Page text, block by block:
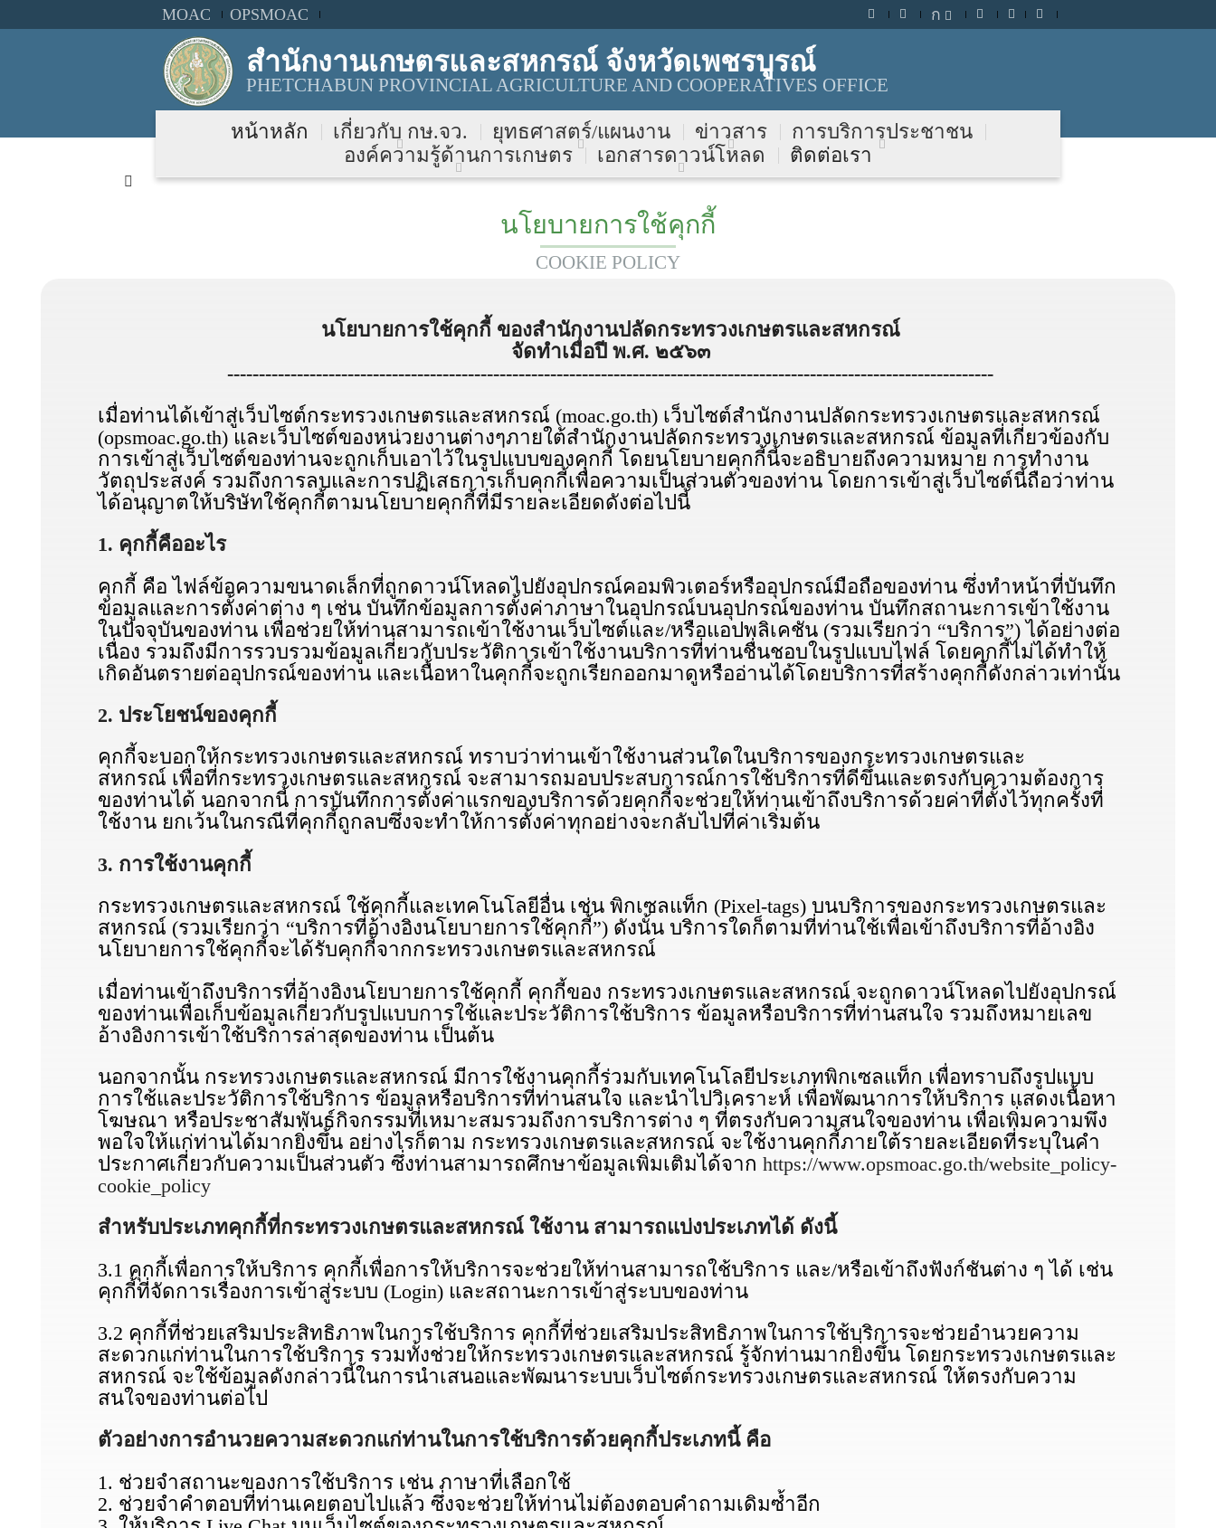
MOAC OPSMOAC ก
สำนักงานเกษตรและสหกรณ์ จังหวัดเพชรบูรณ์
PHETCHABUN PROVINCIAL AGRICULTURE AND COOPERATIVES OFFICE
หน้าหลัก เกี่ยวกับ กษ.จว. ยุทธศาสตร์/แผนงาน ข่าวสาร
การบริการประชาชน
องค์ความรู้ด้านการเกษตร
เอกสารดาวน์โหลด ติดต่อเรา
นโยบายการใช้คุกกี้
COOKIE POLICY
นโยบายการใช้คุกกี้ ของสำนักงานปลัดกระทรวงเกษตรและสหกรณ์
จัดทำเมื่อปี พ.ศ. ๒๕๖๓
-------------------------------------------------------------------------------------------------------------------------
เมื่อท่านได้เข้าสู่เว็บไซต์กระทรวงเกษตรและสหกรณ์ (moac.go.th) เว็บไซต์สำนักงานปลัดกระทรวงเกษตรและสหกรณ์
(opsmoac.go.th) และเว็บไซต์ของหน่วยงานต่างๆภายใต้สำนักงานปลัดกระทรวงเกษตรและสหกรณ์ ข้อมูลที่เกี่ยวข้องกับ
การเข้าสู่เว็บไซต์ของท่านจะถูกเก็บเอาไว้ในรูปแบบของคุกกี้ โดยนโยบายคุกกี้นี้จะอธิบายถึงความหมาย การทำงาน
วัตถุประสงค์ รวมถึงการลบและการปฏิเสธการเก็บคุกกี้เพื่อความเป็นส่วนตัวของท่าน โดยการเข้าสู่เว็บไซต์นี้ถือว่าท่าน
ได้อนุญาตให้บริษัทใช้คุกกี้ตามนโยบายคุกกี้ที่มีรายละเอียดดังต่อไปนี้
1. คุกกี้คืออะไร
คุกกี้ คือ ไฟล์ข้อความขนาดเล็กที่ถูกดาวน์โหลดไปยังอุปกรณ์คอมพิวเตอร์หรืออุปกรณ์มือถือของท่าน ซึ่งทำหน้าที่บันทึก
ข้อมูลและการตั้งค่าต่าง ๆ เช่น บันทึกข้อมูลการตั้งค่าภาษาในอุปกรณ์บนอุปกรณ์ของท่าน บันทึกสถานะการเข้าใช้งาน
ในปัจจุบันของท่าน เพื่อช่วยให้ท่านสามารถเข้าใช้งานเว็บไซต์และ/หรือแอปพลิเคชัน (รวมเรียกว่า “บริการ”) ได้อย่างต่อ
เนื่อง รวมถึงมีการรวบรวมข้อมูลเกี่ยวกับประวัติการเข้าใช้งานบริการที่ท่านชื่นชอบในรูปแบบไฟล์ โดยคุกกี้ไม่ได้ทำให้
เกิดอันตรายต่ออุปกรณ์ของท่าน และเนื้อหาในคุกกี้จะถูกเรียกออกมาดูหรืออ่านได้โดยบริการที่สร้างคุกกี้ดังกล่าวเท่านั้น
2. ประโยชน์ของคุกกี้
คุกกี้จะบอกให้กระทรวงเกษตรและสหกรณ์ ทราบว่าท่านเข้าใช้งานส่วนใดในบริการของกระทรวงเกษตรและ
สหกรณ์ เพื่อที่กระทรวงเกษตรและสหกรณ์ จะสามารถมอบประสบการณ์การใช้บริการที่ดีขึ้นและตรงกับความต้องการ
ของท่านได้ นอกจากนี้ การบันทึกการตั้งค่าแรกของบริการด้วยคุกกี้จะช่วยให้ท่านเข้าถึงบริการด้วยค่าที่ตั้งไว้ทุกครั้งที่
ใช้งาน ยกเว้นในกรณีที่คุกกี้ถูกลบซึ่งจะทำให้การตั้งค่าทุกอย่างจะกลับไปที่ค่าเริ่มต้น
3. การใช้งานคุกกี้
กระทรวงเกษตรและสหกรณ์ ใช้คุกกี้และเทคโนโลยีอื่น เช่น พิกเซลแท็ก (Pixel-tags) บนบริการของกระทรวงเกษตรและ
สหกรณ์ (รวมเรียกว่า “บริการที่อ้างอิงนโยบายการใช้คุกกี้”) ดังนั้น บริการใดก็ตามที่ท่านใช้เพื่อเข้าถึงบริการที่อ้างอิง
นโยบายการใช้คุกกี้จะได้รับคุกกี้จากกระทรวงเกษตรและสหกรณ์
เมื่อท่านเข้าถึงบริการที่อ้างอิงนโยบายการใช้คุกกี้ คุกกี้ของ กระทรวงเกษตรและสหกรณ์ จะถูกดาวน์โหลดไปยังอุปกรณ์
ของท่านเพื่อเก็บข้อมูลเกี่ยวกับรูปแบบการใช้และประวัติการใช้บริการ ข้อมูลหรือบริการที่ท่านสนใจ รวมถึงหมายเลข
อ้างอิงการเข้าใช้บริการล่าสุดของท่าน เป็นต้น
นอกจากนั้น กระทรวงเกษตรและสหกรณ์ มีการใช้งานคุกกี้ร่วมกับเทคโนโลยีประเภทพิกเซลแท็ก เพื่อทราบถึงรูปแบบ
การใช้และประวัติการใช้บริการ ข้อมูลหรือบริการที่ท่านสนใจ และนำไปวิเคราะห์ เพื่อพัฒนาการให้บริการ แสดงเนื้อหา
โฆษณา หรือประชาสัมพันธ์กิจกรรมที่เหมาะสมรวมถึงการบริการต่าง ๆ ที่ตรงกับความสนใจของท่าน เพื่อเพิ่มความพึง
พอใจให้แก่ท่านได้มากยิ่งขึ้น อย่างไรก็ตาม กระทรวงเกษตรและสหกรณ์ จะใช้งานคุกกี้ภายใต้รายละเอียดที่ระบุในคำ
ประกาศเกี่ยวกับความเป็นส่วนตัว ซึ่งท่านสามารถศึกษาข้อมูลเพิ่มเติมได้จากhttps://www.opsmoac.go.th/website_policy-
cookie_policy
สำหรับประเภทคุกกี้ที่กระทรวงเกษตรและสหกรณ์ ใช้งาน สามารถแบ่งประเภทได้ ดังนี้
3.1 คุกกี้เพื่อการให้บริการ คุกกี้เพื่อการให้บริการจะช่วยให้ท่านสามารถใช้บริการ และ/หรือเข้าถึงฟังก์ชันต่าง ๆ ได้ เช่น
คุกกี้ที่จัดการเรื่องการเข้าสู่ระบบ (Login) และสถานะการเข้าสู่ระบบของท่าน
3.2 คุกกี้ที่ช่วยเสริมประสิทธิภาพในการใช้บริการ คุกกี้ที่ช่วยเสริมประสิทธิภาพในการใช้บริการจะช่วยอำนวยความ
สะดวกแก่ท่านในการใช้บริการ รวมทั้งช่วยให้กระทรวงเกษตรและสหกรณ์ รู้จักท่านมากยิ่งขึ้น โดยกระทรวงเกษตรและ
สหกรณ์ จะใช้ข้อมูลดังกล่าวนี้ในการนำเสนอและพัฒนาระบบเว็บไซต์กระทรวงเกษตรและสหกรณ์ ให้ตรงกับความ
สนใจของท่านต่อไป
ตัวอย่างการอำนวยความสะดวกแก่ท่านในการใช้บริการด้วยคุกกี้ประเภทนี้ คือ
1. ช่วยจำสถานะของการใช้บริการ เช่น ภาษาที่เลือกใช้
2. ช่วยจำคำตอบที่ท่านเคยตอบไปแล้ว ซึ่งจะช่วยให้ท่านไม่ต้องตอบคำถามเดิมซ้ำอีก